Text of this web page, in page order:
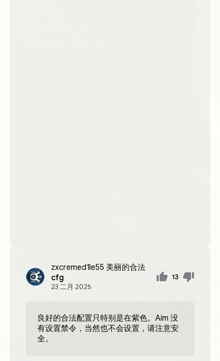
zxcremed1le55 美丽的合法
cfg
23 二月 2025
13
良好的合法配置只特别是在紫色。Aim 没
有设置禁令，当然也不会设置，请注意安
全。